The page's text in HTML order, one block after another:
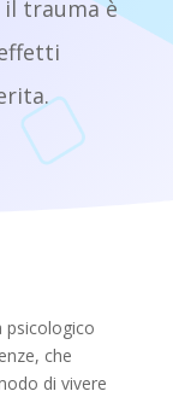
il trauma è
psicologico
che
di vivere